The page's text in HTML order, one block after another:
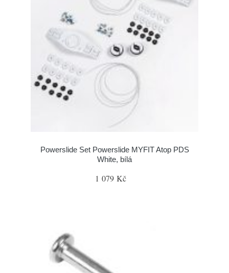
Powerslide Set Powerslide MYFIT Atop PDS
White, bílá
1 079 Kč